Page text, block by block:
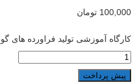
100,000 تومان
کارگاه آموزشی تولید فراورده های
پیش پرداخت